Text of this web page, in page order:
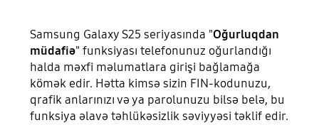
Samsung Galaxy S25 seriyasında "Oğurluqdan
müdafiə" funksiyası telefonunuz oğurlandığı
halda məxfi məlumatlara girişi bağlamağa
kömək edir. Hətta kimsə sizin FIN-kodunuzu,
qrafik anlarınızı və ya parolunuzu bilsə belə, bu
funksiya əlavə təhlükəsizlik səviyyəsi təklif edir.